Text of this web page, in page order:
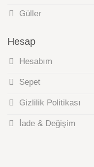
Güller
Hesap
Hesabım
Sepet
Gizlilik Politikası
İade & Değişim